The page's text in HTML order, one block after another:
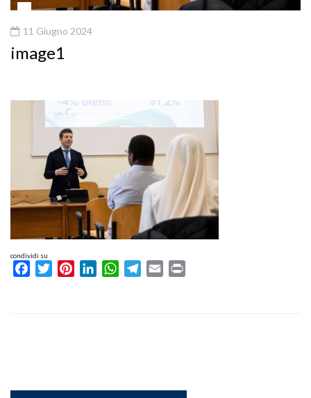
11 Giugno 2024
image1
condividi su
FacebookTwitterPinterestLinkedInWhatsAppTelegram
Email